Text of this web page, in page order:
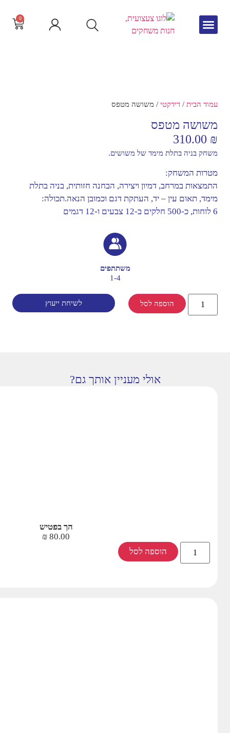
0
עמוד הבית / דידקטי / משושה מטפס
משושה מטפס
310.00 ₪
משחק בניה בתלת מימד של משושים.
מטרות המשחק:
התמצאות במרחב, דמיון ויצירה, הבחנה חזותית, בניה בתלת
מימד, תאום עין – יד, העתקת דגם וכמובן הנאה.תכולה:
6 לוחות, כ-500 חלקים ב-12 צבעים ו-12 דגמים
משתתפים
1-4
הוספה לסל לשיחת ייעוץ
אולי מעניין אותך גם?
הך בפטיש
80.00
₪
הוספה לסל